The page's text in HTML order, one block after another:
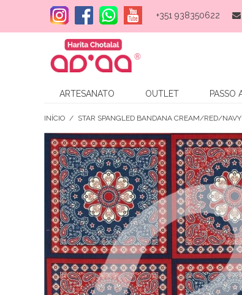
+351 938350622
ARTESANATO OUTLET PASSO
INÍCIO / STAR SPANGLED BANDANA CREAM/RED/NAVY